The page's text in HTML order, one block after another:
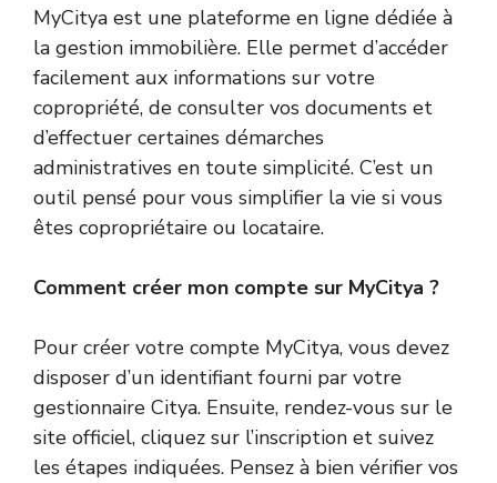
MyCitya est une plateforme en ligne dédiée à
la gestion immobilière. Elle permet d’accéder
facilement aux informations sur votre
copropriété, de consulter vos documents et
d’effectuer certaines démarches
administratives en toute simplicité. C’est un
outil pensé pour vous simplifier la vie si vous
êtes copropriétaire ou locataire.
Comment créer mon compte sur MyCitya ?
Pour créer votre compte MyCitya, vous devez
disposer d’un identifiant fourni par votre
gestionnaire Citya. Ensuite, rendez-vous sur le
site officiel, cliquez sur l’inscription et suivez
les étapes indiquées. Pensez à bien vérifier vos